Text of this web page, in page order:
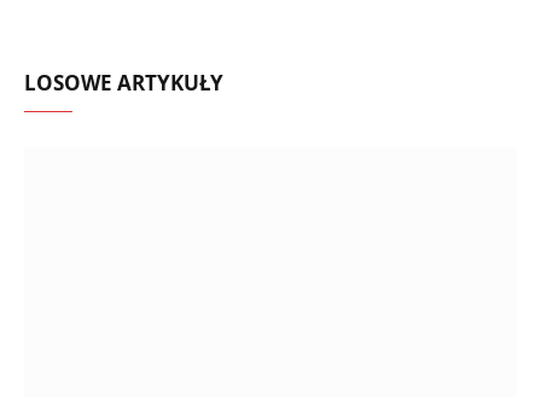
LOSOWE ARTYKUŁY